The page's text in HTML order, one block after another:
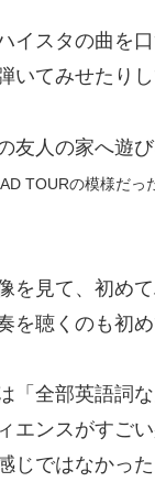
イスタの曲を
いてみせたりし
友人の家へ遊
TOURの模様だっ
を見て、初め
を聴くのも初め
「全部英語詞
エンスがすご
じではなかった